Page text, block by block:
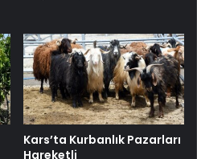
Kars’ta Kurbanlık Pazarları
Hareketli